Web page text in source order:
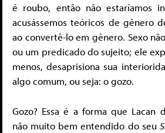
é roubo, então não estaríamos
acusássemos teóricos de gênero
ao convertê-lo em gênero. Sexo
ou um predicado do sujeito; ele
menos, desaprisiona sua
algo comum, ou seja: o gozo.
Gozo? Essa é a forma que Lacan
não muito bem entendido do seu